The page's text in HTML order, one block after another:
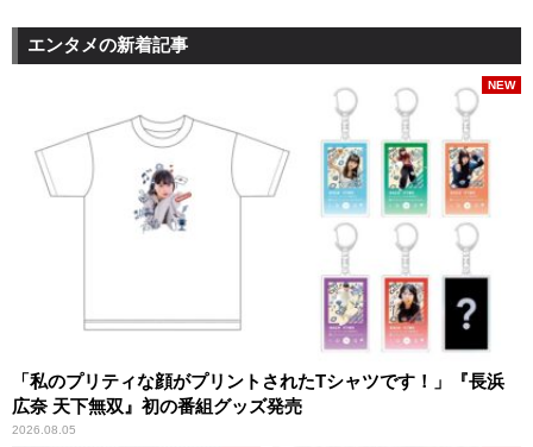
エンタメの新着記事
「私のプリティな顔がプリントされたTシャツです！」『長浜
広奈 天下無双』初の番組グッズ発売
2026.08.05
NEW